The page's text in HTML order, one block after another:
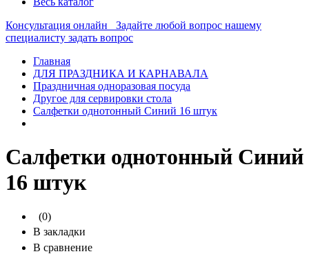
Консультация онлайн
Задайте любой вопрос нашему
специалисту задать вопрос
Главная
ДЛЯ ПРАЗДНИКА И КАРНАВАЛА
Праздничная одноразовая посуда
Другое для сервировки стола
Салфетки однотонный Синий 16 штук
Салфетки однотонный Синий
16 штук
(0)
В закладки
В сравнение